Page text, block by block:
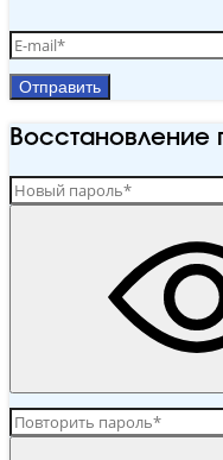
Отправить
Восстановление